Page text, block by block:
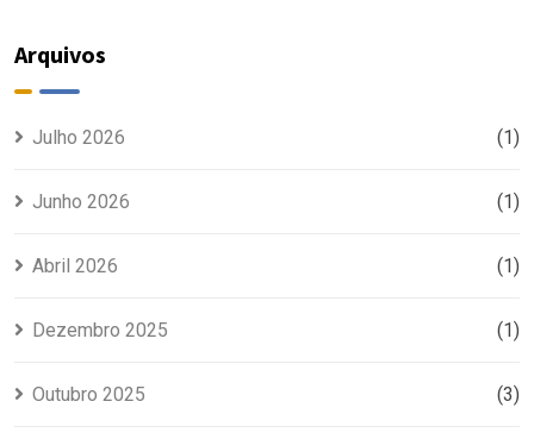
Arquivos
Julho 2026 (1)
Junho 2026 (1)
Abril 2026 (1)
Dezembro 2025 (1)
Outubro 2025 (3)